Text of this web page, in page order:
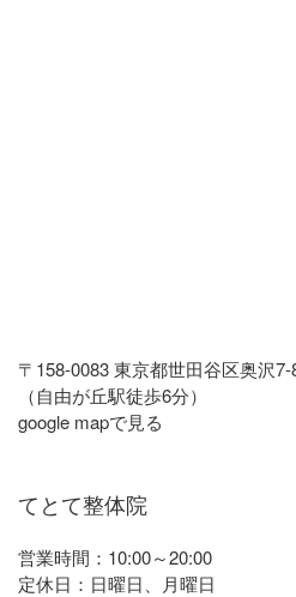
〒158-0083 東京都世田谷区奥沢7-
（自由が丘駅徒歩6分）
google mapで見る
てとて整体院
営業時間：10:00～20:00
定休日：日曜日、月曜日